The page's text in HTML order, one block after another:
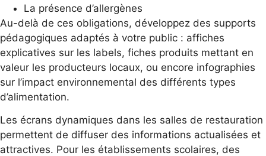
La présence d’allergènes
Au-delà de ces obligations, développez des supports
pédagogiques adaptés à votre public : affiches
explicatives sur les labels, fiches produits mettant en
valeur les producteurs locaux, ou encore infographies
sur l’impact environnemental des différents types
d’alimentation.
Les écrans dynamiques dans les salles de restauration
permettent de diffuser des informations actualisées et
attractives. Pour les établissements scolaires, des